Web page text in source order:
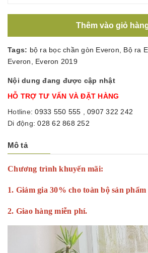
Thêm vào giỏ
Tags: bộ ra bọc chần gòn Everon Bộ ra
Everon
Everon 2019
Nội dung đang được cập nhật
HỖ TRỢ TƯ VẤN VÀ ĐẶT HÀNG
Hotline:0933 550 555
0907 322 242
Di động:028 62 868 252
Mô tả
Chương trình khuyến mãi:
1. Giảm gia 30% cho toàn bộ sản phẩm
2. Giao hàng miễn phí.